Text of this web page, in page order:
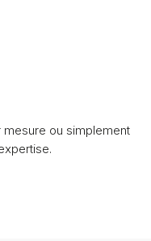
ou simplement